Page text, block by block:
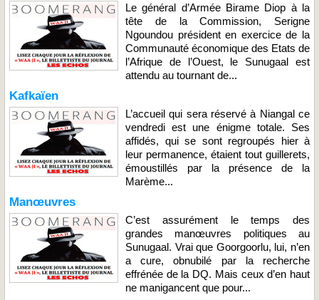
Le général d’Armée Birame Diop à la
tête de la Commission, Serigne
Ngoundou président en exercice de la
Communauté économique des Etats de
l’Afrique de l’Ouest, le Sunugaal est
attendu au tournant de...
Kafkaïen
L’accueil qui sera réservé à Niangal ce
vendredi est une énigme totale. Ses
affidés, qui se sont regroupés hier à
leur permanence, étaient tout guillerets,
émoustillés par la présence de la
Marème...
Manœuvres
C’est assurément le temps des
grandes manœuvres politiques au
Sunugaal. Vrai que Goorgoorlu, lui, n’en
a cure, obnubilé par la recherche
effrénée de la DQ. Mais ceux d’en haut
ne manigancent que pour...